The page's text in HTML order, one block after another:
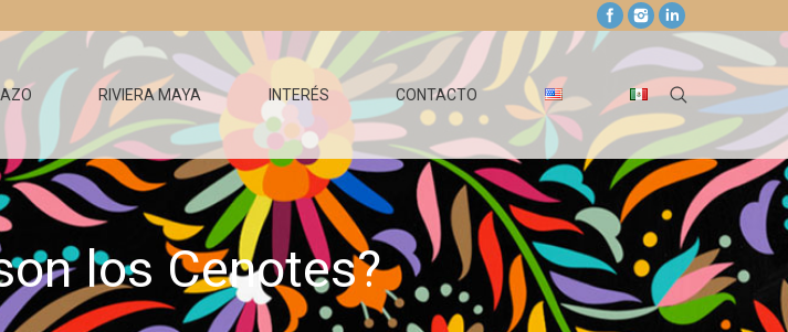
RIVIERA MAYA INTERÉS CONTACTO
los Cenotes?